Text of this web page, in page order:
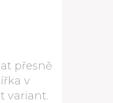
přesně
v
variant.